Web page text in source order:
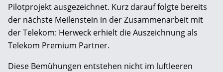
Pilotprojekt ausgezeichnet. Kurz darauf folgte bereits
der nächste Meilenstein in der Zusammenarbeit mit
der Telekom: Herweck erhielt die Auszeichnung als
Telekom Premium Partner.
Diese Bemühungen entstehen nicht im luftleeren